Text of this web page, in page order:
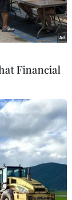
hợp tác
Financial